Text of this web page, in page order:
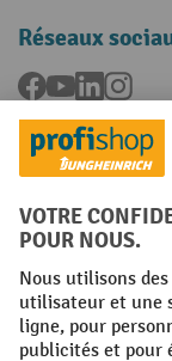
Réseaux
Facebook
YouTubeLinkedIn
Langues
FR NL
Conditions